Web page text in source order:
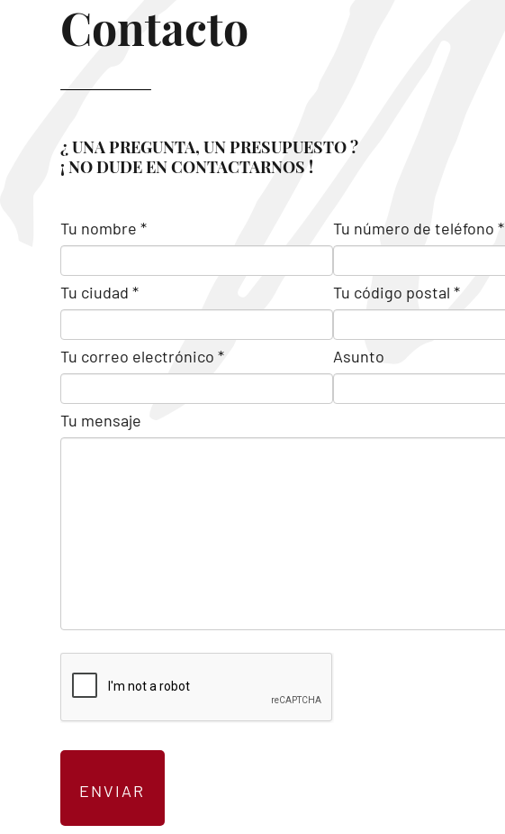
Contacto
¿ UNA PREGUNTA, UN PRESUPUESTO ?
¡ NO DUDE EN CONTACTARNOS !
Tu nombre *
Tu ciudad *
Tu correo electrónico *
Tu número de teléfono *
Tu código postal *
Asunto
Tu mensaje